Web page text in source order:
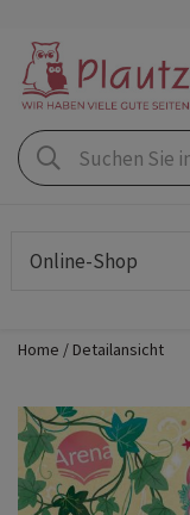
Online-Shop
Home Detailansicht